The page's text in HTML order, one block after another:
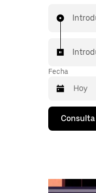
Fecha
Pulsa
flecha
calendario